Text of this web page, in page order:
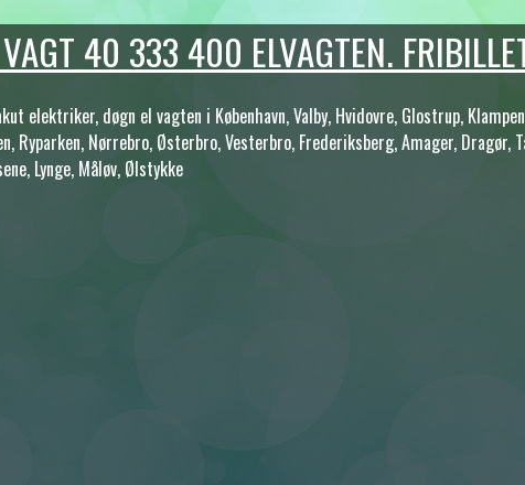
40 333 400 ELVAGTEN.
elektriker, døgn el vagten i København, Valby, Hvidovre, Glostrup,
Ryparken, Nørrebro, Østerbro, Vesterbro, Frederiksberg, Amager,
Lynge, Måløv, Ølstykke